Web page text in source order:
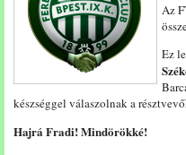
Az
Ez
készséggel válaszolnak a
Hajrá Fradi! Mindörökké!